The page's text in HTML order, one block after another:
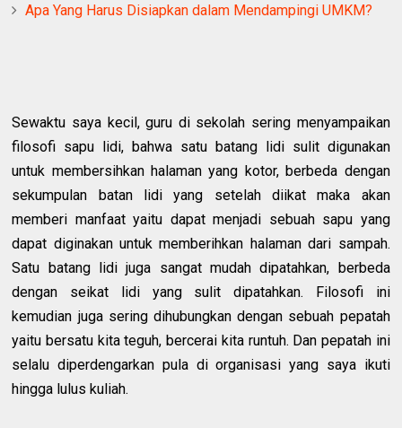
Apa Yang Harus Disiapkan dalam Mendampingi UMKM?
Sewaktu saya kecil, guru di sekolah sering menyampaikan
filosofi sapu lidi, bahwa satu batang lidi sulit digunakan
untuk membersihkan halaman yang kotor, berbeda dengan
sekumpulan batan lidi yang setelah diikat maka akan
memberi manfaat yaitu dapat menjadi sebuah sapu yang
dapat diginakan untuk memberihkan halaman dari sampah.
Satu batang lidi juga sangat mudah dipatahkan, berbeda
dengan seikat lidi yang sulit dipatahkan. Filosofi ini
kemudian juga sering dihubungkan dengan sebuah pepatah
yaitu bersatu kita teguh, bercerai kita runtuh. Dan pepatah ini
selalu diperdengarkan pula di organisasi yang saya ikuti
hingga lulus kuliah.